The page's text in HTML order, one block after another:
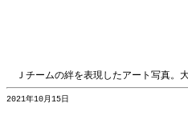
Ｊチームの絆を表現したアート写真。
2021年10月15日